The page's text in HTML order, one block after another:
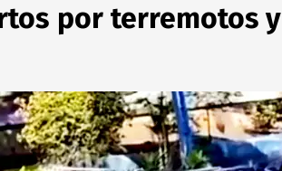
por terremotos